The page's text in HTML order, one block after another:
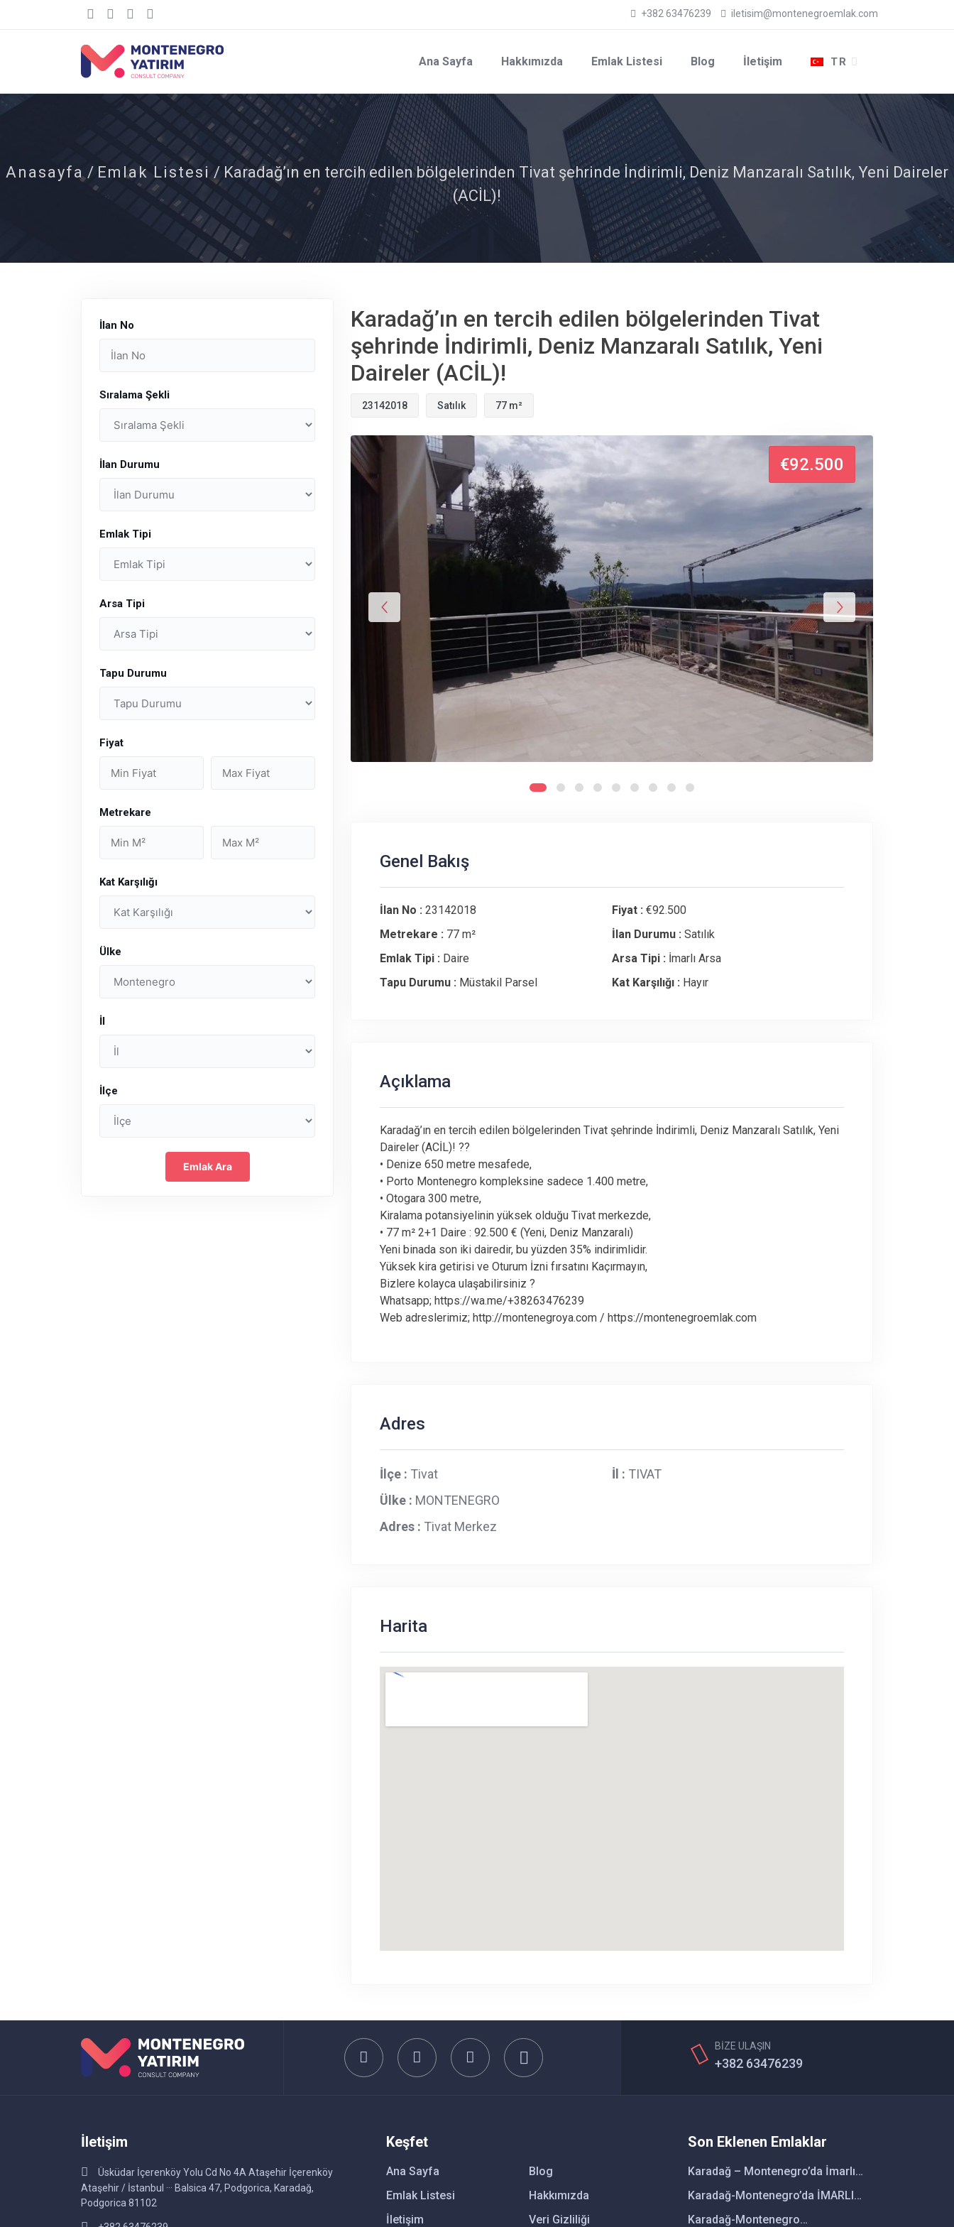
+382 63476239 iletisim@montenegroemlak.com
Ana Sayfa Hakkımızda Emlak Listesi Blog İletişim TR
Anasayfa/ Emlak Listesi / Karadağ’ın en tercih edilen bölgelerinden Tivat şehrinde İndirimli, Deniz Manzaralı Satılık, Yeni Daireler
(ACİL)!
İlan No
Sıralama Şekli
İlan Durumu
Emlak Tipi
Arsa Tipi
Tapu Durumu
Fiyat
Metrekare
Kat Karşılığı
Ülke
İl
İlçe
Emlak Ara
Karadağ’ın en tercih edilen bölgelerinden Tivat
şehrinde İndirimli, Deniz Manzaralı Satılık, Yeni
Daireler (ACİL)!
23142018 Satılık 77 m²
€92.500
Genel Bakış
İlan No : 23142018 Fiyat : €92.500
Metrekare : 77 m² İlan Durumu : Satılık
Emlak Tipi : Daire Arsa Tipi : İmarlı Arsa
Tapu Durumu : Müstakil Parsel Kat Karşılığı : Hayır
Açıklama
Karadağ’ın en tercih edilen bölgelerinden Tivat şehrinde İndirimli, Deniz Manzaralı Satılık, Yeni
Daireler (ACİL)! ??
• Denize 650 metre mesafede,
• Porto Montenegro kompleksine sadece 1.400 metre,
• Otogara 300 metre,
Kiralama potansiyelinin yüksek olduğu Tivat merkezde,
• 77 m² 2+1 Daire : 92.500 € (Yeni, Deniz Manzaralı)
Yeni binada son iki dairedir, bu yüzden 35% indirimlidir.
Yüksek kira getirisi ve Oturum İzni fırsatını Kaçırmayın,
Bizlere kolayca ulaşabilirsiniz ?
Whatsapp; https://wa.me/+38263476239
Web adreslerimiz; http://montenegroya.com / https://montenegroemlak.com
Adres
İlçe : Tivat İl : TIVAT
Ülke : MONTENEGRO
Adres : Tivat Merkez
Harita
BİZE ULAŞIN
+382 63476239
İletişim
Üsküdar İçerenköy Yolu Cd No 4A Ataşehir İçerenköy
Ataşehir / İstanbul ··· Balsica 47, Podgorica, Karadağ,
Podgorica 81102
Keşfet
Ana Sayfa
Blog
Emlak Listesi
Hakkımızda
İletişim
Veri Gizliliği
Son Eklenen Emlaklar
Karadağ – Montenegro’da İmarlı
Fırsat Parseller
Karadağ-Montenegro’da İMARLI
ARSA
Karadağ-Montenegro